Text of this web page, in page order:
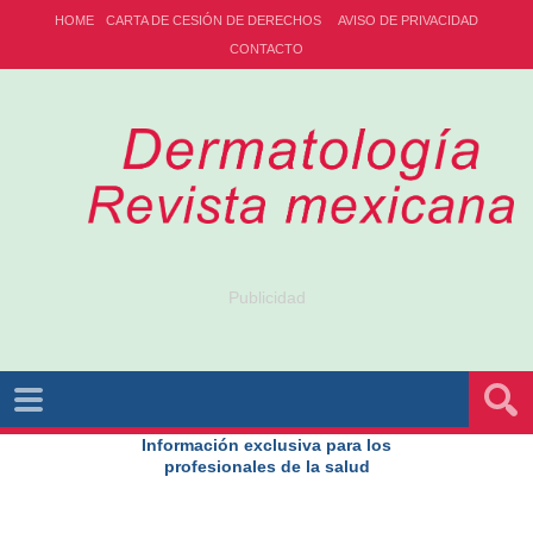
HOME CARTA DE CESIÓN DE DERECHOS
AVISO DE PRIVACIDAD
CONTACTO
Publicidad
Información exclusiva para los
profesionales de la salud